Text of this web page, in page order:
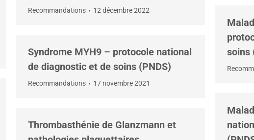
Recommandations 12 décembre 2022
soins
Syndrome MYH9 – protocole national
de diagnostic et de soins (PNDS)
Recommandations 17 novembre 2021
Thrombasthénie de Glanzmann et